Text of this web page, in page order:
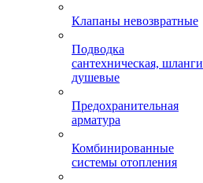
Клапаны невозвратные
Подводка
сантехническая, шланги
душевые
Предохранительная
арматура
Комбинированные
системы отопления